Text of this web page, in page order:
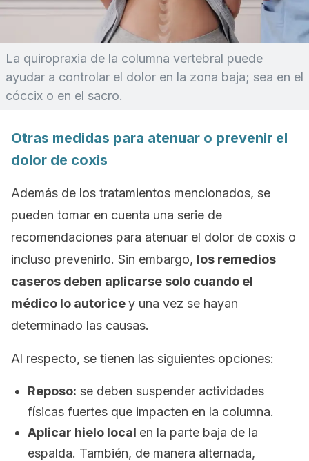
La quiropraxia de la columna vertebral puede
ayudar a controlar el dolor en la zona baja; sea en el
cóccix o en el sacro.
Otras medidas para atenuar o prevenir el
dolor de coxis
Además de los tratamientos mencionados, se
pueden tomar en cuenta una serie de
recomendaciones para atenuar el dolor de coxis o
incluso prevenirlo. Sin embargo, los remedios
caseros deben aplicarse solo cuando el
médico lo autoricey una vez se hayan
determinado las causas.
Al respecto, se tienen las siguientes opciones:
Reposo: se deben suspender actividades
físicas fuertes que impacten en la columna.
Aplicar hielo local en la parte baja de la
espalda. También, de manera alternada,